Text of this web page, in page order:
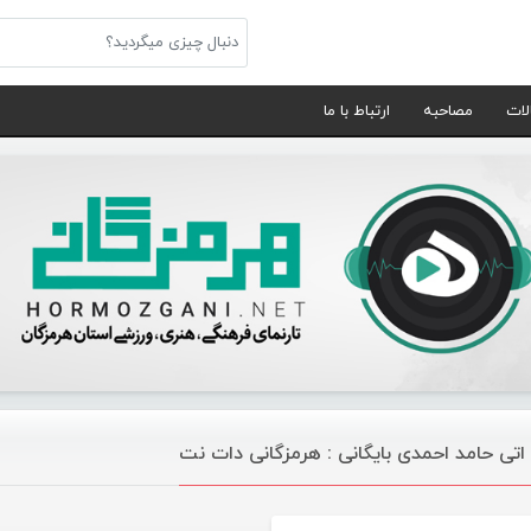
مصاحبه ارتباط با ما
اتی حامد احمدی بایگانی : هرمزگانی دات نت